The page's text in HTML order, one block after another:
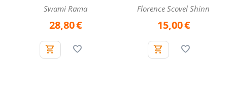
Swami Rama
28,80€
Florence Scovel Shinn
15,00€